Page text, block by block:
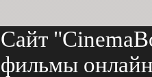
Сайт
фильмы